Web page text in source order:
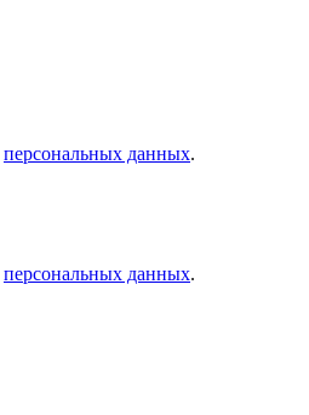
персональных данных.
персональных данных.